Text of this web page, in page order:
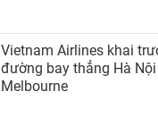
Vietnam Airlines khai
đường bay thẳng Hà Nội
Melbourne